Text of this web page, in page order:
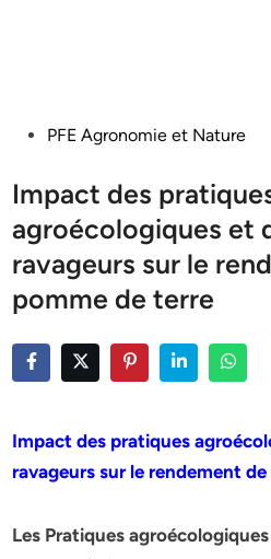
PostedPFE Agronomie et Nature
Impact des
agroécologiques et
ravageurs sur le
pomme de terre
Impact des pratiques
ravageurs sur le rendement
Les Pratiques